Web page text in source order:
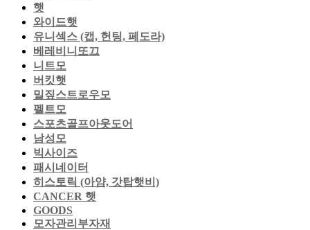
햇
와이드햇
유니섹스 (캡, 헌팅, 페도라)
베레비니또끄
니트모
버킷햇
밀짚스트로우모
펠트모
스포츠골프아웃도어
남성모
빅사이즈
패시네이터
히스토릭 (아얌, 갓탑햇비)
CANCER 햇
GOODS
모자관리부자재